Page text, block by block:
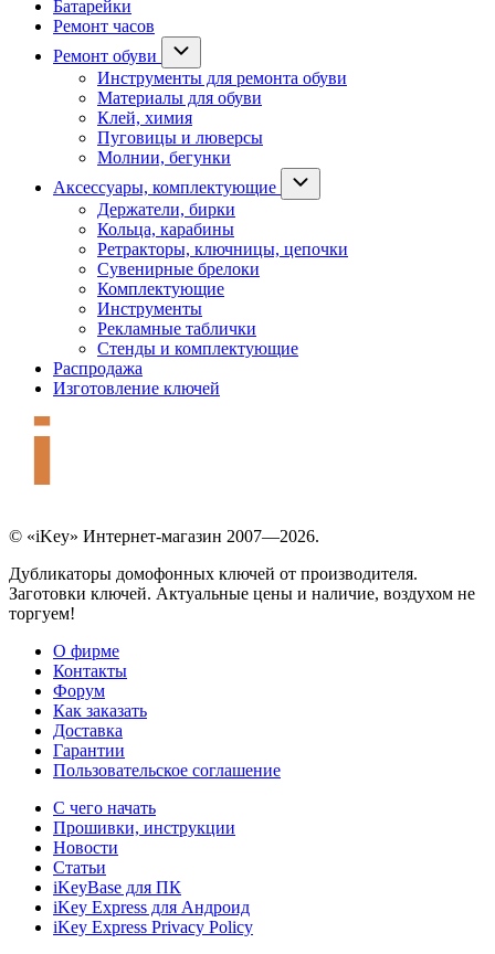
Батарейки
Ремонт часов
Ремонт обуви
Инструменты для ремонта обуви
Материалы для обуви
Клей, химия
Пуговицы и люверсы
Молнии, бегунки
Аксессуары, комплектующие
Держатели, бирки
Кольца, карабины
Ретракторы, ключницы, цепочки
Сувенирные брелоки
Комплектующие
Инструменты
Рекламные таблички
Стенды и комплектующие
Распродажа
Изготовление ключей
© «iKey» Интернет-магазин 2007—2026.
Дубликаторы домофонных ключей от производителя.
Заготовки ключей. Актуальные цены и наличие, воздухом не
торгуем!
О фирме
Контакты
Форум
Как заказать
Доставка
Гарантии
Пользовательское соглашение
С чего начать
Прошивки, инструкции
Новости
Статьи
iKeyBase для ПК
iKey Express для Андроид
iKey Express Privacy Policy